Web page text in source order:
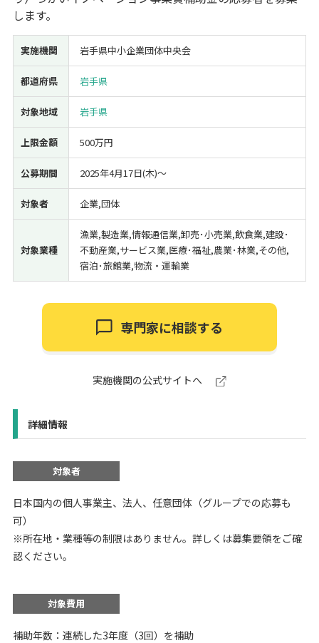
環境・省エネ
受付中のみ
検索
します。
実施機関 岩手県中小企業団体中央会
都道府県 岩手県
対象地域 岩手県
上限金額 500万円
公募期間 2025年4月17日(木)〜
対象者 企業,団体
対象業種
漁業,製造業,情報通信業,卸売･小売業,飲食業,建設･
不動産業,サービス業,医療･福祉,農業･林業,その他,
宿泊･旅館業,物流・運輸業
専門家に相談する
実施機関の公式サイトへ
詳細情報
対象者
日本国内の個人事業主、法人、任意団体（グループでの応募も
可）
※所在地・業種等の制限はありません。詳しくは募集要領をご確
認ください。
対象費用
補助年数：連続した3年度（3回）を補助